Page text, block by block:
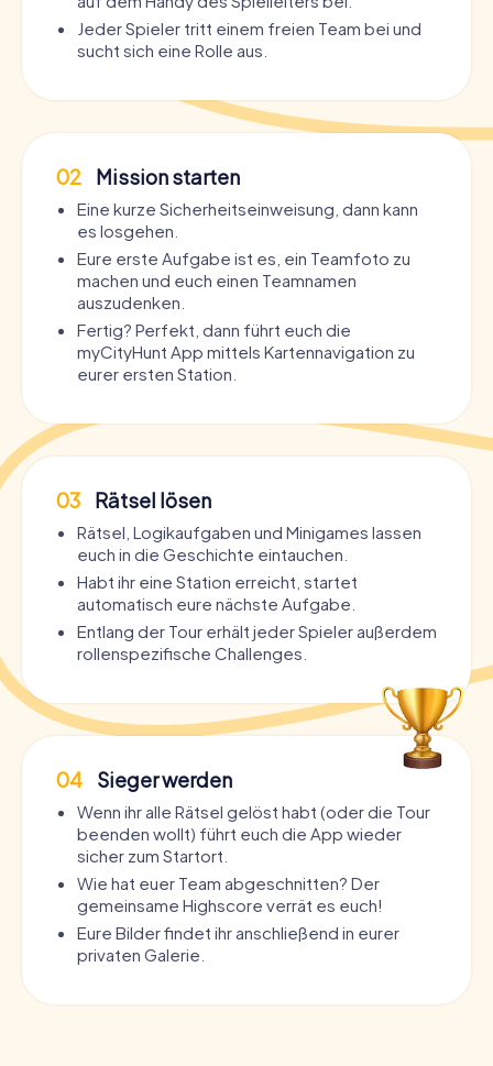
Jeder Spieler tritt einem freien Team bei und
sucht sich eine Rolle aus.
02 Mission starten
Eine kurze Sicherheitseinweisung, dann kann
es losgehen.
Eure erste Aufgabe ist es, ein Teamfoto zu
machen und euch einen Teamnamen
auszudenken.
Fertig? Perfekt, dann führt euch die
myCityHunt App mittels Kartennavigation zu
eurer ersten Station.
03 Rätsel lösen
Rätsel, Logikaufgaben und Minigames lassen
euch in die Geschichte eintauchen.
Habt ihr eine Station erreicht, startet
automatisch eure nächste Aufgabe.
Entlang der Tour erhält jeder Spieler außerdem
rollenspezifische Challenges.
04 Sieger werden
Wenn ihr alle Rätsel gelöst habt (oder die Tour
beenden wollt) führt euch die App wieder
sicher zum Startort.
Wie hat euer Team abgeschnitten? Der
gemeinsame Highscore verrät es euch!
Eure Bilder findet ihr anschließend in eurer
privaten Galerie.